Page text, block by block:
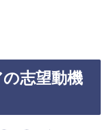
志望動機